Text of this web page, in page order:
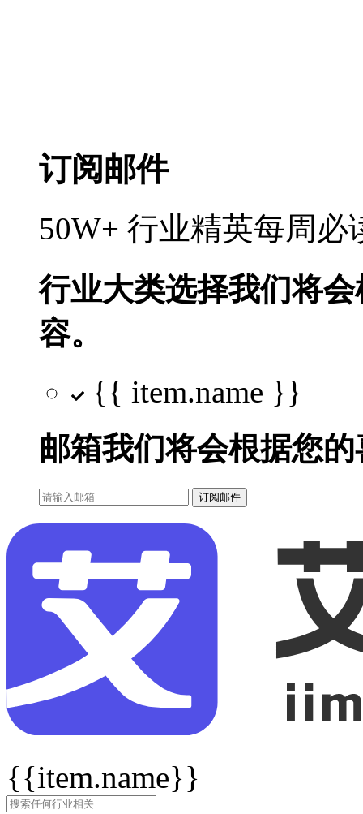
订阅邮件
50W+ 行业精英每周
行业大类选择我们将
容。
{{ item.name }}
邮箱我们将会根据您
订阅邮件
{{item.name}}